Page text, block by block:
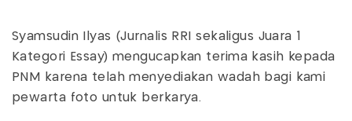
Syamsudin Ilyas (Jurnalis RRI sekaligus Juara 1
Kategori Essay) mengucapkan terima kasih kepada
PNM karena telah menyediakan wadah bagi kami
pewarta foto untuk berkarya.